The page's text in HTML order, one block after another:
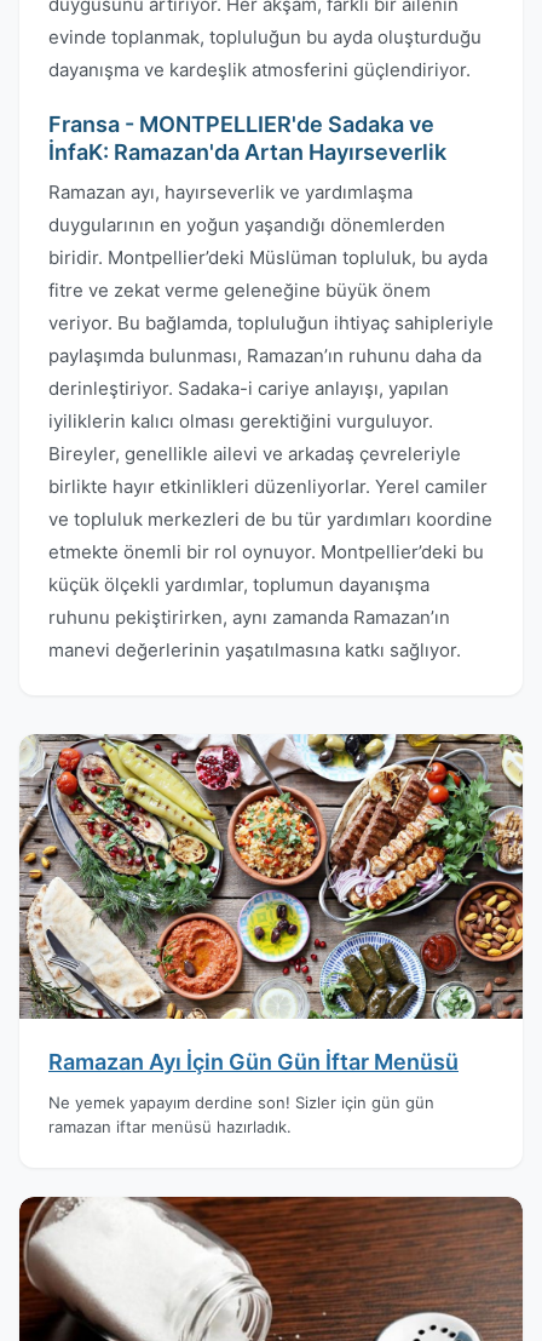
evinde toplanmak, topluluğun bu ayda oluşturduğu
dayanışma ve kardeşlik atmosferini güçlendiriyor.
Fransa - MONTPELLIER'de Sadaka ve
İnfaK: Ramazan'da Artan Hayırseverlik
Ramazan ayı, hayırseverlik ve yardımlaşma
duygularının en yoğun yaşandığı dönemlerden
biridir. Montpellier’deki Müslüman topluluk, bu ayda
fitre ve zekat verme geleneğine büyük önem
veriyor. Bu bağlamda, topluluğun ihtiyaç sahipleriyle
paylaşımda bulunması, Ramazan’ın ruhunu daha da
derinleştiriyor. Sadaka-i cariye anlayışı, yapılan
iyiliklerin kalıcı olması gerektiğini vurguluyor.
Bireyler, genellikle ailevi ve arkadaş çevreleriyle
birlikte hayır etkinlikleri düzenliyorlar. Yerel camiler
ve topluluk merkezleri de bu tür yardımları koordine
etmekte önemli bir rol oynuyor. Montpellier’deki bu
küçük ölçekli yardımlar, toplumun dayanışma
ruhunu pekiştirirken, aynı zamanda Ramazan’ın
manevi değerlerinin yaşatılmasına katkı sağlıyor.
Ramazan Ayı İçin Gün Gün İftar Menüsü
Ne yemek yapayım derdine son! Sizler için gün gün
ramazan iftar menüsü hazırladık.